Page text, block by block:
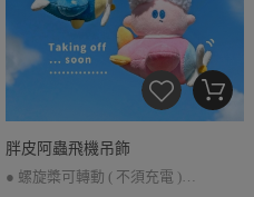
胖皮阿蟲飛機吊飾
● 螺旋槳可轉動 ( 不須充電 )